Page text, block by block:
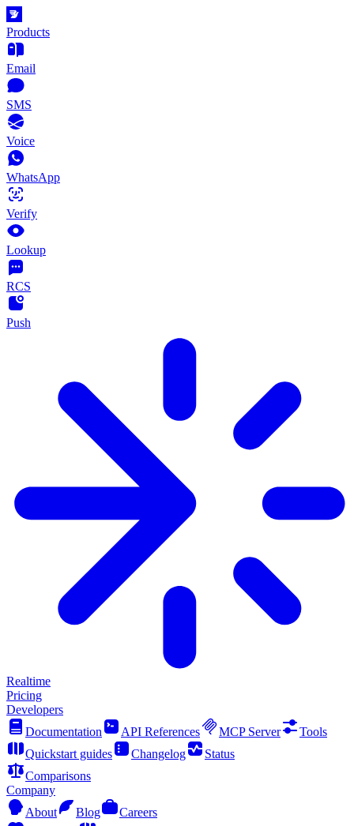
Products
Email
SMS
Voice
WhatsApp
Verify
Lookup
RCS
Push
Realtime
Pricing
Developers
Documentation
API References MCP Server
Tools
Quickstart guides
Changelog
Status
Comparisons
Company
About
Blog
Careers